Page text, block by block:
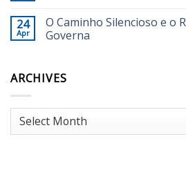
24
Apr
O Caminho Silencioso e o
Governa
ARCHIVES
Archives